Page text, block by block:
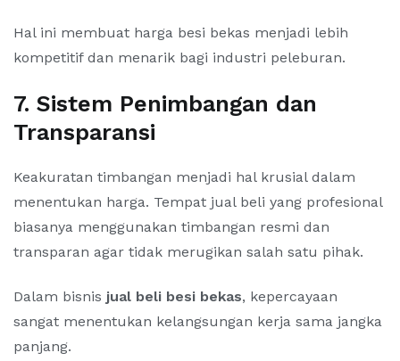
Hal ini membuat harga besi bekas menjadi lebih
kompetitif dan menarik bagi industri peleburan.
7. Sistem Penimbangan dan
Transparansi
Keakuratan timbangan menjadi hal krusial dalam
menentukan harga. Tempat jual beli yang profesional
biasanya menggunakan timbangan resmi dan
transparan agar tidak merugikan salah satu pihak.
Dalam bisnis jual beli besi bekas, kepercayaan
sangat menentukan kelangsungan kerja sama jangka
panjang.